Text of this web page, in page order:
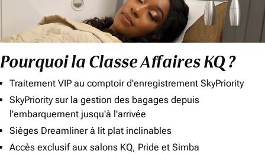
Pourquoi la Classe Affaires KQ ?
Traitement VIP au comptoir d'enregistrement SkyPriority
SkyPriority sur la gestion des bagages depuis
l'embarquement jusqu'à l'arrivée
Sièges Dreamliner à lit plat inclinables
Accès exclusif aux salons KQ, Pride et Simba